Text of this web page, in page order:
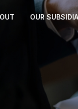
OUR